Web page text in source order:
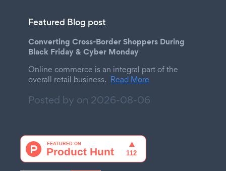
Featured Blog post
Converting Cross-Border Shoppers During
Black Friday & Cyber Monday
Online commerce is an integral part of the
overall retail business. Read More
Posted by on 2026-08-06